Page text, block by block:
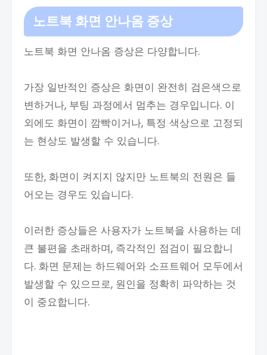
노트북 화면 안나옴 증상
노트북 화면 안나옴 증상은 다양합니다.
가장 일반적인 증상은 화면이 완전히 검은색으로
변하거나, 부팅 과정에서 멈추는 경우입니다. 이
외에도 화면이 깜빡이거나, 특정 색상으로 고정되
는 현상도 발생할 수 있습니다.
또한, 화면이 켜지지 않지만 노트북의 전원은 들
어오는 경우도 있습니다.
이러한 증상들은 사용자가 노트북을 사용하는 데
큰 불편을 초래하며, 즉각적인 점검이 필요합니
다. 화면 문제는 하드웨어와 소프트웨어 모두에서
발생할 수 있으므로, 원인을 정확히 파악하는 것
이 중요합니다.